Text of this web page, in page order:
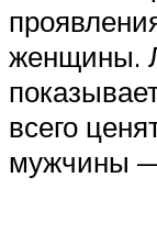
женщины.
всего
мужчины —